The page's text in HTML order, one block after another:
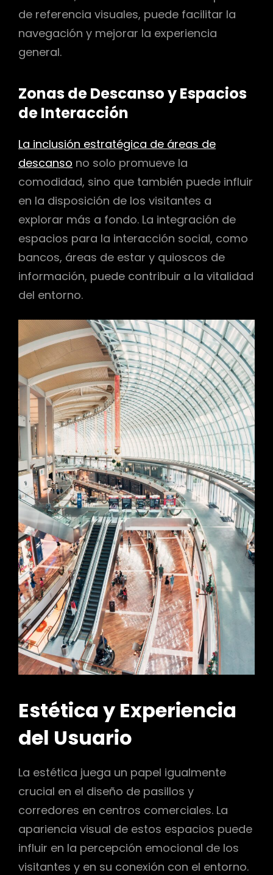
de referencia visuales, puede facilitar la
navegación y mejorar la experiencia
general.
Zonas de Descanso y Espacios
de Interacción
La inclusión estratégica de áreas de
descanso no solo promueve la
comodidad, sino que también puede influir
en la disposición de los visitantes a
explorar más a fondo. La integración de
espacios para la interacción social, como
bancos, áreas de estar y quioscos de
información, puede contribuir a la vitalidad
del entorno.
Estética y Experiencia
del Usuario
La estética juega un papel igualmente
crucial en el diseño de pasillos y
corredores en centros comerciales. La
apariencia visual de estos espacios puede
influir en la percepción emocional de los
visitantes y en su conexión con el entorno.